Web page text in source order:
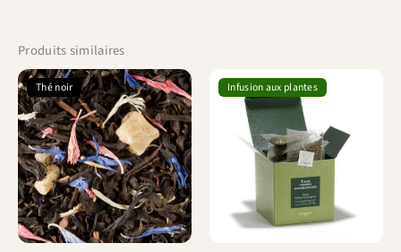
Produits similaires
Thé noir Infusion aux plantes